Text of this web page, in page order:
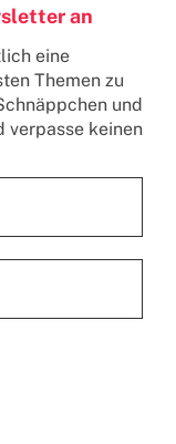
an
eine
Themen zu
und
verpasse keinen